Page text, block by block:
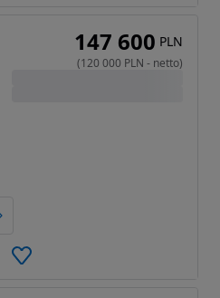
147 600 PLN
(120 000 PLN - netto)